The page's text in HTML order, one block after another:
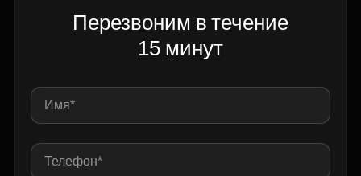
Перезвоним в течение
15 минут